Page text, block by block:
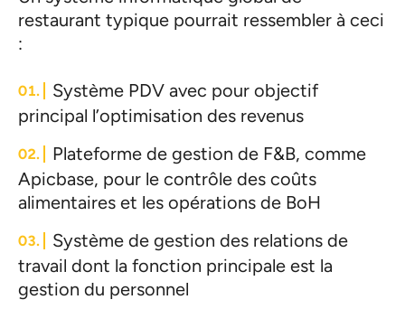
restaurant typique pourrait ressembler à ceci
:
Système PDV avec pour objectif
principal l’optimisation des revenus
Plateforme de gestion de F&B, comme
Apicbase, pour le contrôle des coûts
alimentaires et les opérations de BoH
Système de gestion des relations de
travail dont la fonction principale est la
gestion du personnel